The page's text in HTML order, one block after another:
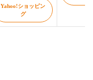
Yahoo!ショッピン
グ